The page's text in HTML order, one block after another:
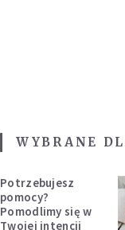
WYBRANE
Potrzebujesz
pomocy?
Pomodlimy się w
Twojej intencji